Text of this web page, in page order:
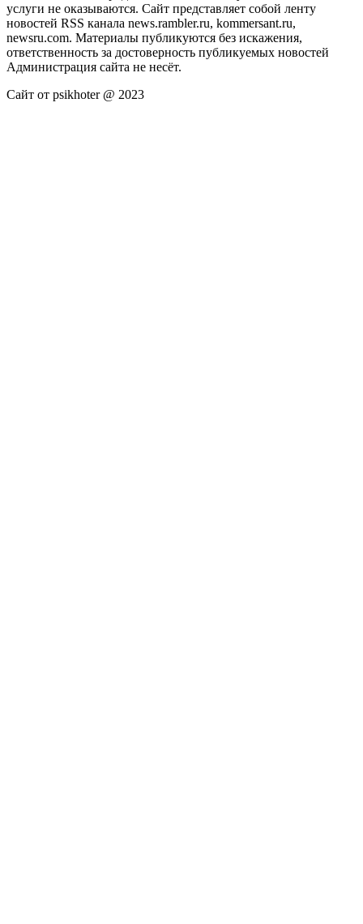
услуги не оказываются. Сайт представляет собой ленту
новостей RSS канала news.rambler.ru, kommersant.ru,
newsru.com. Материалы публикуются без искажения,
ответственность за достоверность публикуемых новостей
Администрация сайта не несёт.
Сайт от psikhoter @ 2023